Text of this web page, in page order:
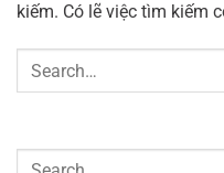
kiếm. Có lẽ việc tìm kiếm